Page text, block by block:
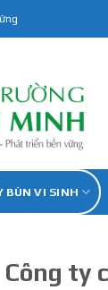
BÙN VI SINH
Công ty